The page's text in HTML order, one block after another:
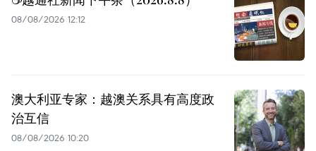
08/08/2026 12:12
澳大利亚专家：越澳关系具有高度政
治互信
08/08/2026 10:20